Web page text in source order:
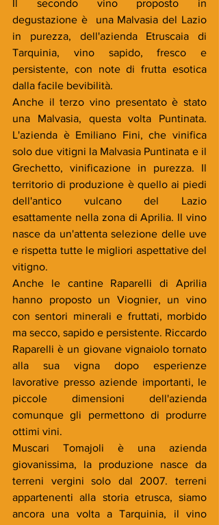
Il secondo vino proposto in
degustazione è  una Malvasia del Lazio
in purezza, dell'azienda Etruscaia di
Tarquinia, vino sapido, fresco e
persistente, con note di frutta esotica
dalla facile bevibilità.
Anche il terzo vino presentato è stato
una Malvasia, questa volta Puntinata.
L'azienda è Emiliano Fini, che vinifica
solo due vitigni la Malvasia Puntinata e il
Grechetto, vinificazione in purezza. Il
territorio di produzione è quello ai piedi
dell'antico vulcano del Lazio
esattamente nella zona di Aprilia. Il vino
nasce da un'attenta selezione delle uve
e rispetta tutte le migliori aspettative del
vitigno.
Anche le cantine Raparelli di Aprilia
hanno proposto un Viognier, un vino
con sentori minerali e fruttati, morbido
ma secco, sapido e persistente. Riccardo
Raparelli è un giovane vignaiolo tornato
alla sua vigna dopo esperienze
lavorative presso aziende importanti, le
piccole dimensioni dell'azienda
comunque gli permettono di produrre
ottimi vini.
Muscari Tomajoli è una azienda
giovanissima, la produzione nasce da
terreni vergini solo dal 2007. terreni
appartenenti alla storia etrusca, siamo
ancora una volta a Tarquinia, il vino